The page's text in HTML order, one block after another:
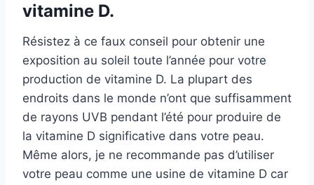
vitamine D.
Résistez à ce faux conseil pour obtenir une
exposition au soleil toute l’année pour votre
production de vitamine D. La plupart des
endroits dans le monde n’ont que suffisamment
de rayons UVB pendant l’été pour produire de
la vitamine D significative dans votre peau.
Même alors, je ne recommande pas d’utiliser
votre peau comme une usine de vitamine D car